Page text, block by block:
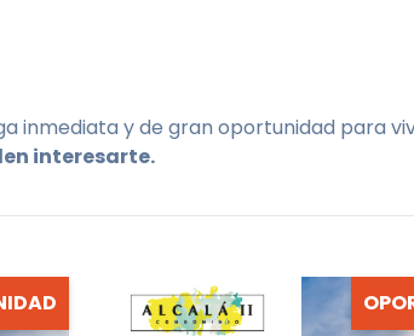
inmediata y de gran oportunidad para
interesarte.